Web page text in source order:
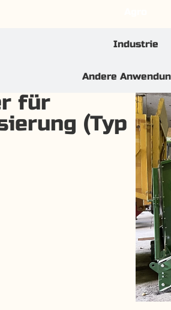
Industrie
Andere
für
(Typ